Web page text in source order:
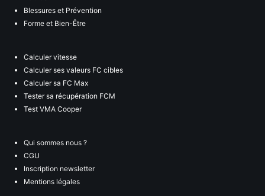
Blessures et Prévention
Forme et Bien-Être
Calculer vitesse
Calculer ses valeurs FC cibles
Calculer sa FC Max
Tester sa récupération FCM
Test VMA Cooper
Qui sommes nous ?
CGU
Inscription newsletter
Mentions légales